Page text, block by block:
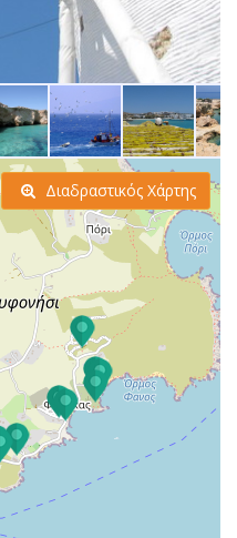
Διαδραστικός Χάρτης